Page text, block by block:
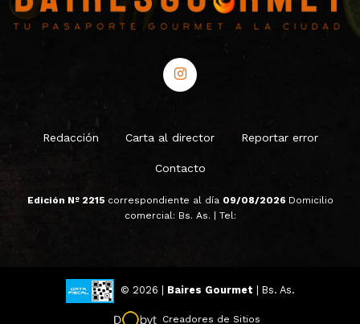
Redacción Carta al director Reportar error
Contacto
Edición Nº 2215 correspondiente al día 09/08/2026 Domicilio
comercial: Bs. As. | Tel:
© 2026 | Baires Gourmet | Bs. As.
Creadores de Sitios